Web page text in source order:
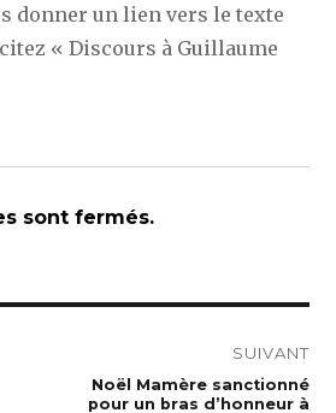
donner un lien vers le texte
« Discours à Guillaume
sont fermés.
SUIVANT
Publication
suivante :
Noël Mamère sanctionné
pour un bras d’honneur à